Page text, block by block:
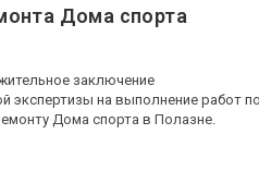
Дома спорта
заключение
экспертизы на выполнение работ по
Дома спорта в Полазне.